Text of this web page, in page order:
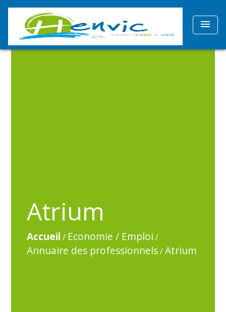
menu
Atrium
Accueil / Economie / Emploi /
Annuaire des professionnels/Atrium